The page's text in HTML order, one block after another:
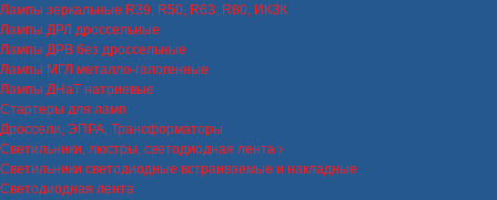
Лампы зеркальные R39, R50, R63, R80, ИКЗК
Лампы ДРЛ дроссельные
Лампы ДРВ без дроссельные
Лампы МГЛ металло-галогенные
Лампы ДНаТ натриевые
Стартеры для ламп
Дроссели, ЭПРА, Трансформаторы
Светильники, люстры, светодиодная лента
Светильники светодиодные встраиваемые и накладные
Светодиодная лента